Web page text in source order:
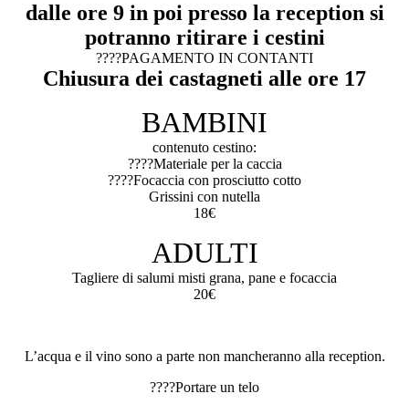
dalle ore 9 in poi presso la reception si
potranno ritirare i cestini
????PAGAMENTO IN CONTANTI
Chiusura dei castagneti alle ore 17
BAMBINI
contenuto cestino:
????Materiale per la caccia
????Focaccia con prosciutto cotto
Grissini con nutella
18€
ADULTI
Tagliere di salumi misti grana, pane e focaccia
20€
L’acqua e il vino sono a parte non mancheranno alla reception.
????Portare un telo